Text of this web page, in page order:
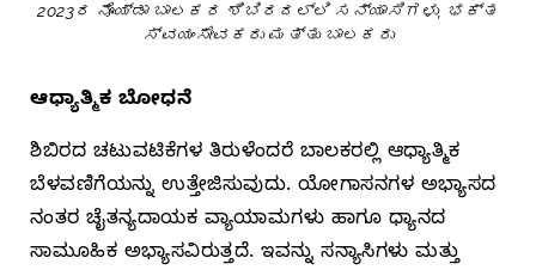
2023ರ ನೊಯ್ಡಾ ಬಾಲಕರ ಶಿಬಿರದಲ್ಲಿ ಸನ್ಯಾಸಿಗಳು, ಭಕ್ತ
ಸ್ವಯಂಸೇವಕರು ಮತ್ತು ಬಾಲಕರು
ಆಧ್ಯಾತ್ಮಿಕ ಬೋಧನೆ
ಶಿಬಿರದ ಚಟುವಟಿಕೆಗಳ ತಿರುಳೆಂದರೆ ಬಾಲಕರಲ್ಲಿ ಆಧ್ಯಾತ್ಮಿಕ
ಬೆಳವಣಿಗೆಯನ್ನು ಉತ್ತೇಜಿಸುವುದು. ಯೋಗಾಸನಗಳ ಅಭ್ಯಾಸದ
ನಂತರ ಚೈತನ್ಯದಾಯಕ ವ್ಯಾಯಾಮಗಳು ಹಾಗೂ ಧ್ಯಾನದ
ಸಾಮೂಹಿಕ ಅಭ್ಯಾಸವಿರುತ್ತದೆ. ಇವನ್ನು ಸನ್ಯಾಸಿಗಳು ಮತ್ತು